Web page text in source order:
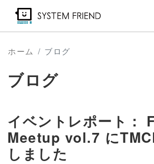
ン
コ
移
動
ホーム ブログ
ブログ
イベントレポート：
Meetup vol.7 に
しました